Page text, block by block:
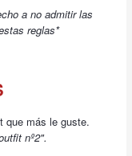
a no admitir las
reglas*
que más le guste.
nº2".